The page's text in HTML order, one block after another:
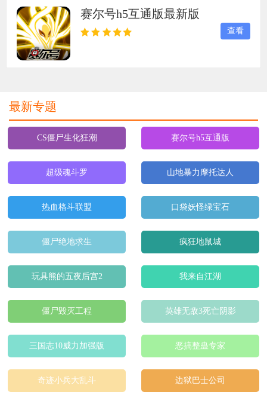
查看
赛尔号h5互通版最新版
最新专题
CS僵尸生化狂潮 赛尔号h5互通版
超级魂斗罗 山地暴力摩托达人
热血格斗联盟 口袋妖怪绿宝石
僵尸绝地求生 疯狂地鼠城
玩具熊的五夜后宫2 我来自江湖
僵尸毁灭工程 英雄无敌3死亡阴影
三国志10威力加强版 恶搞整蛊专家
奇迹小兵大乱斗 边狱巴士公司